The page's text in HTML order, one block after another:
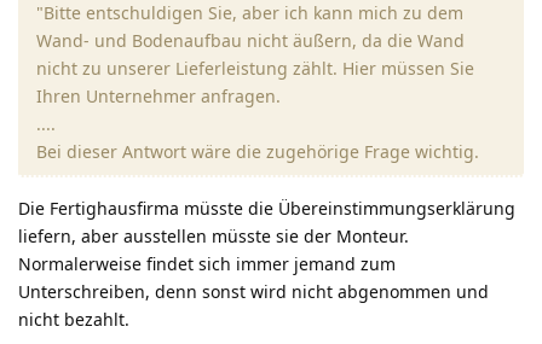
"Bitte entschuldigen Sie, aber ich kann mich zu dem
Wand- und Bodenaufbau nicht äußern, da die Wand
nicht zu unserer Lieferleistung zählt. Hier müssen Sie
Ihren Unternehmer anfragen.
....
Bei dieser Antwort wäre die zugehörige Frage wichtig.
Die Fertighausfirma müsste die Übereinstimmungserklärung
liefern, aber ausstellen müsste sie der Monteur.
Normalerweise findet sich immer jemand zum
Unterschreiben, denn sonst wird nicht abgenommen und
nicht bezahlt.